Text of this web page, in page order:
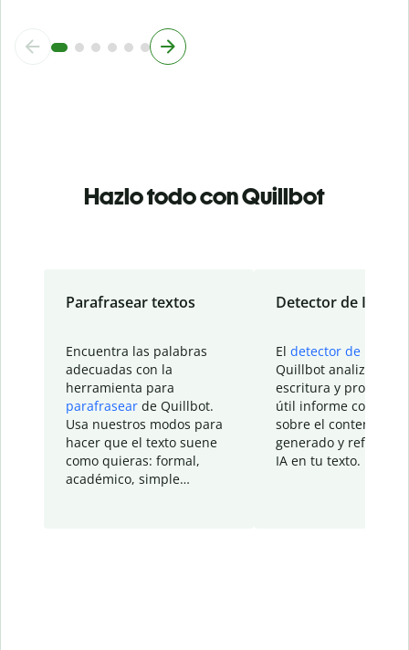
Hazlo todo con Quillbot
Parafrasear textos
Encuentra las palabras
adecuadas con la
herramienta para
parafrasear de Quillbot.
Usa nuestros modos para
hacer que el texto suene
como quieras: formal,
académico, simple…
Detector de IA
El detector de IA
Quillbot analiza tu
escritura y
útil informe con
sobre el contenido
generado y refinado
IA en tu texto.